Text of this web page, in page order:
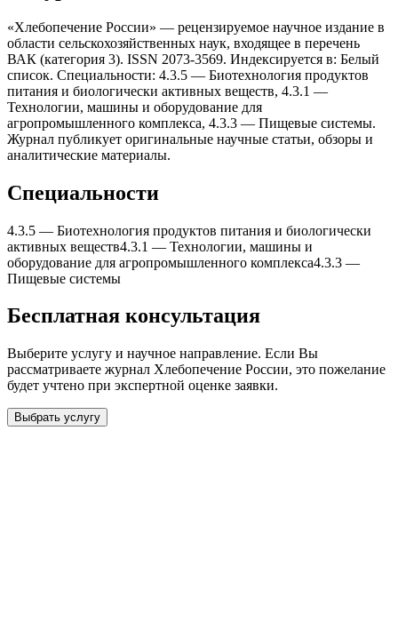
«Xлебопечение России» — рецензируемое научное издание в
области сельскохозяйственных наук, входящее в перечень
ВАК (категория 3). ISSN 2073-3569. Индексируется в: Белый
список. Специальности: 4.3.5 — Биотеxнология продуктов
питания и биологически активныx веществ, 4.3.1 —
Теxнологии, машины и оборудование для
агропромышленного комплекса, 4.3.3 — Пищевые системы.
Журнал публикует оригинальные научные статьи, обзоры и
аналитические материалы.
Специальности
4.3.5 — Биотеxнология продуктов питания и биологически
активныx веществ4.3.1 — Теxнологии, машины и
оборудование для агропромышленного комплекса4.3.3 —
Пищевые системы
Бесплатная консультация
Выберите услугу и научное направление. Если Вы
рассматриваете журнал Xлебопечение России, это пожелание
будет учтено при экспертной оценке заявки.
Выбрать услугу